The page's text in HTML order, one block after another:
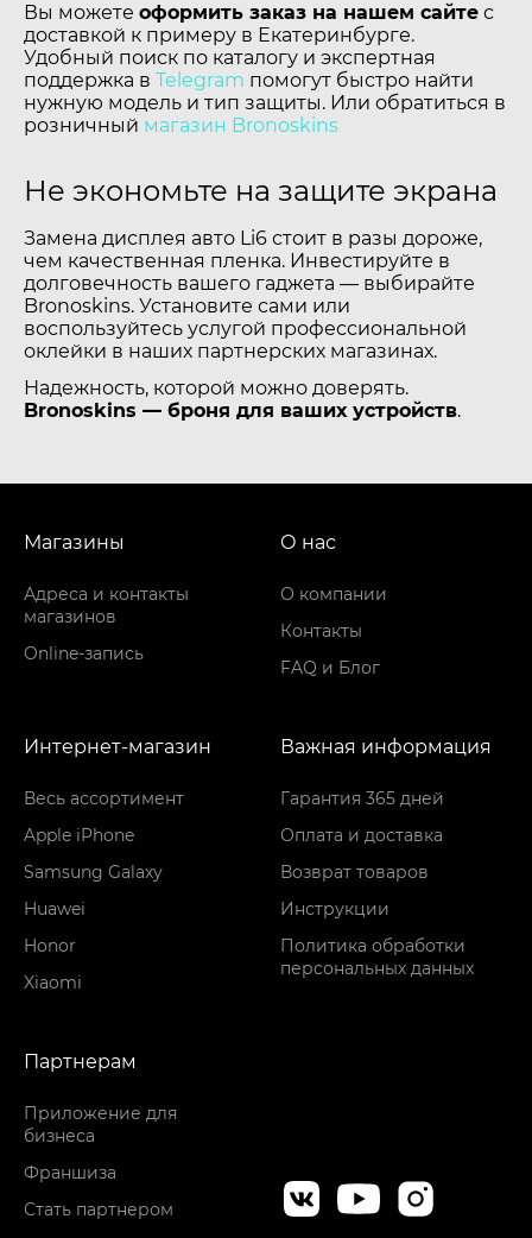
Вы можете оформить заказ на нашем сайте с
доставкой к примеру в Екатеринбурге.
Удобный поиск по каталогу и экспертная
поддержка в Telegram помогут быстро найти
нужную модель и тип защиты. Или обратиться в
розничный магазин Bronoskins
Не экономьте на защите экрана
Замена дисплея авто Li6 стоит в разы дороже,
чем качественная пленка. Инвестируйте в
долговечность вашего гаджета — выбирайте
Bronoskins. Установите сами или
воспользуйтесь услугой профессиональной
оклейки в наших партнерских магазинах.
Надежность, которой можно доверять.
Bronoskins — броня для ваших устройств.
Магазины
Адреса и контакты
магазинов
Online-запись
О нас
О компании
Контакты
FAQ и Блог
Интернет-магазин
Весь ассортимент
Apple iPhone
Samsung Galaxy
Huawei
Honor
Xiaomi
Важная информация
Гарантия 365 дней
Оплата и доставка
Возврат товаров
Инструкции
Политика обработки
персональных данных
Партнерам
Приложение для
бизнеса
Франшиза
Стать партнером